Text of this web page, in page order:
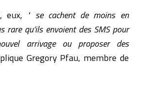
eux, " se cachent de moins en
rare qu’ils envoient des SMS pour
arrivage ou proposer des
Gregory Pfau, membre de